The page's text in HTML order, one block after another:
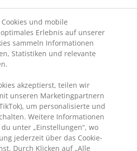
Stangen mit
und strapazierfähigem
FALK Trampolin. Ø250 cm.
dein Erlebnis
und mobile Kennungen, um
auf unserer Website zu bieten.
über dich, um Funktionen,
Werbung zu ermöglichen.